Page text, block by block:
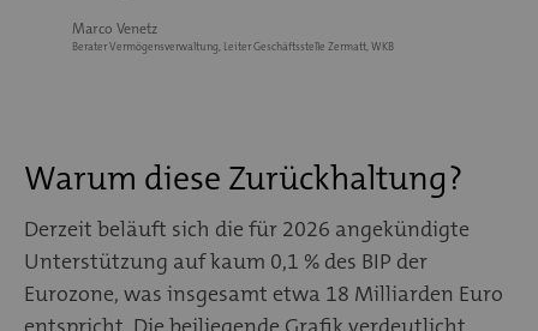
Marco Venetz
Berater Vermögensverwaltung, Leiter Geschäftsstelle Zermatt, WKB
Warum diese Zurückhaltung?
Derzeit beläuft sich die für 2026 angekündigte
Unterstützung auf kaum 0,1 % des BIP der
Eurozone, was insgesamt etwa 18 Milliarden Euro